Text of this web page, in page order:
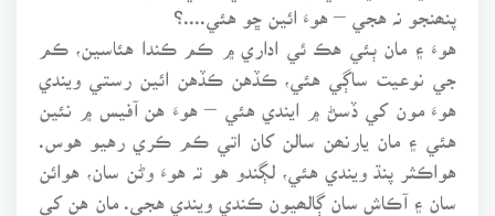
پنھنجو نہ هجي – هوءَ ائين ڇو هئي....؟
هوءَ ۽ مان ٻئي هڪ ئي اداري ۾ ڪم ڪندا هئاسين، ڪم
جي نوعيت ساڳي هئي، ڪڏهن ڪڏهن ائين رستي ويندي
هوءَ مون کي ڏسڻ ۾ ايندي هئي – هوءَ هن آفيس ۾ نئين
هئي ۽ مان يارنھن سالن کان اتي ڪم ڪري رهيو هوس.
هواڪثر پنڌ ويندي هئي، لڳندو هو تہ هوءَ وڻن سان، هوائن
سان ۽ آڪاش سان ڳالھيون ڪندي ويندي هجي. مان هن کي